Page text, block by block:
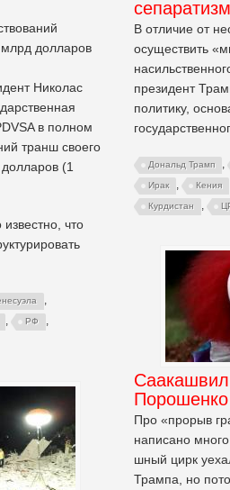
млрд долларов
Николас
в полном
транш своего
(1
что
,
, РФ ,
сепаратизм
В отличие от
осуществить
президент
политику,
Дональд Трамп ,
Ирак , Кения
Курдистан ,
Про «прорыв
написано
шный цирк
Трампа, но